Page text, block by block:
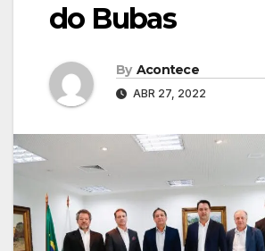
do Bubas
By Acontece
ABR 27, 2022